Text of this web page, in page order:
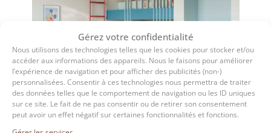
Gérez votre confidentialité
Nous utilisons des technologies telles que les cookies pour stocker et/ou
accéder aux informations des appareils. Nous le faisons pour améliorer
l’expérience de navigation et pour afficher des publicités (non-)
personnalisées. Consentir à ces technologies nous permettra de traiter
des données telles que le comportement de navigation ou les ID uniques
sur ce site. Le fait de ne pas consentir ou de retirer son consentement
peut avoir un effet négatif sur certaines fonctionnalités et fonctions.